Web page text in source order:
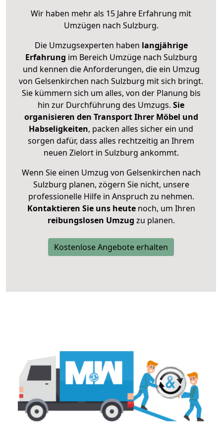
Wir haben mehr als 15 Jahre Erfahrung mit
Umzügen nach Sulzburg.
Die Umzugsexperten haben langjährige
Erfahrung im Bereich Umzüge nach Sulzburg
und kennen die Anforderungen, die ein Umzug
von Gelsenkirchen nach Sulzburg mit sich bringt.
Sie kümmern sich um alles, von der Planung bis
hin zur Durchführung des Umzugs. Sie
organisieren den Transport Ihrer Möbel und
Habseligkeiten, packen alles sicher ein und
sorgen dafür, dass alles rechtzeitig an Ihrem
neuen Zielort in Sulzburg ankommt.
Wenn Sie einen Umzug von Gelsenkirchen nach
Sulzburg planen, zögern Sie nicht, unsere
professionelle Hilfe in Anspruch zu nehmen.
Kontaktieren Sie uns heutenoch, um Ihren
reibungslosen Umzug zu planen.
Kostenlose Angebote erhalten